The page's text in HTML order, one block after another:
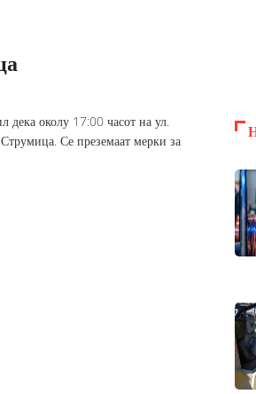
околу 17:00 часот на ул.
Се преземаат мерки за